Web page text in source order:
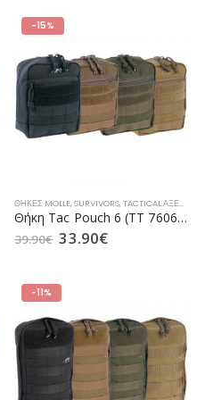
,TASMANIAN TIGER,ΕΠΙΧΕΙΡΗΣΙΑΚΌΣ
-15%
ΘΉΚΕΣ MOLLE,SURVIVORS,TACTICAL ΑΞΕΣΟΥΆΡ
Θήκη Tac Pouch 6 (TT 7606) της Tasmanian Tiger (σε 4 Χρώματα)
39.90€ 33.90€
-11%